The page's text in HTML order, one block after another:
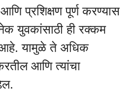
प्रशिक्षण पूर्ण करण्यास
युवकांसाठी ही रक्कम
यामुळे ते अधिक
आणि त्यांचा